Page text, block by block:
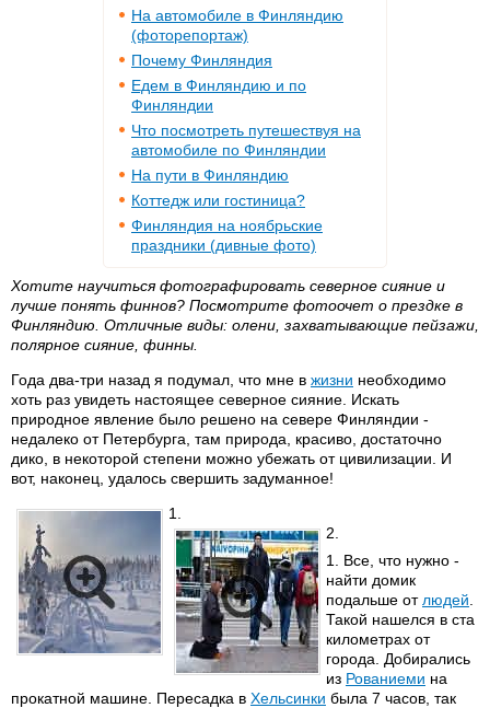
На автомобиле в Финляндию
(фоторепортаж)
Почему Финляндия
Едем в Финляндию и по
Финляндии
Что посмотреть путешествуя на
автомобиле по Финляндии
На пути в Финляндию
Коттедж или гостиница?
Финляндия на ноябрьские
праздники (дивные фото)
Хотите научиться фотографировать северное сияние и
лучше понять финнов? Посмотрите фотоочет о прездке в
Финляндию. Отличные виды: олени, захватывающие пейзажи,
полярное сияние, финны.
Года два-три назад я подумал, что мне в жизни необходимо
хоть раз увидеть настоящее северное сияние. Искать
природное явление было решено на севере Финляндии -
недалеко от Петербурга, там природа, красиво, достаточно
дико, в некоторой степени можно убежать от цивилизации. И
вот, наконец, удалось свершить задуманное!
1.
2.
1. Все, что нужно -
найти домик
подальше от людей
Такой нашелся в ста
километрах от
города. Добирались
из Рованиеми на
прокатной машине. Пересадка в Хельсинки была 7 часов, так